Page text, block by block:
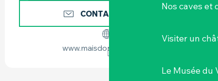
Nos caves et
Visiter un
Le Musée du
CONTACTEZ-NOUS
www.maisdon-sur-sevre.fr